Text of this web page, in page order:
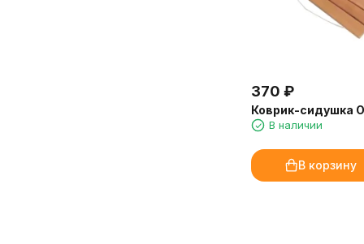
370 ₽
Коврик-сидушка
В наличии
В корзину